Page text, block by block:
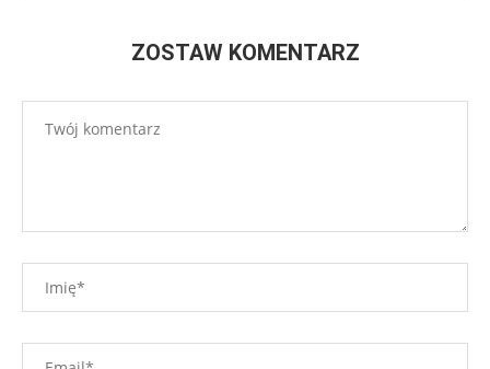
ZOSTAW KOMENTARZ